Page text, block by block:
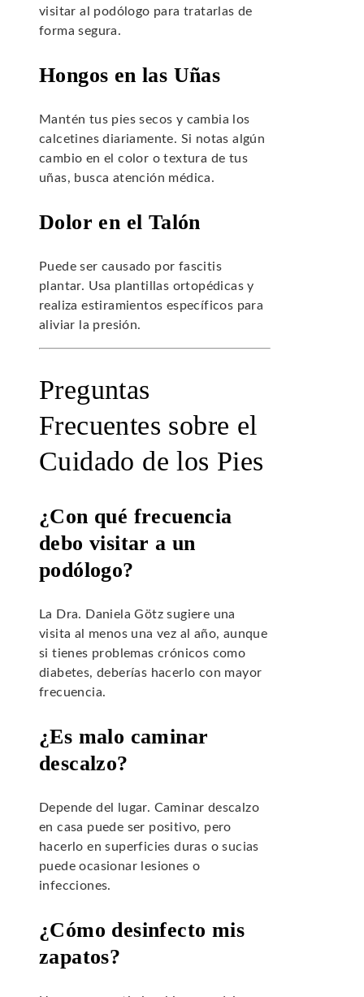
visitar al podólogo para tratarlas de
forma segura.
Hongos en las Uñas
Mantén tus pies secos y cambia los
calcetines diariamente. Si notas algún
cambio en el color o textura de tus
uñas, busca atención médica.
Dolor en el Talón
Puede ser causado por fascitis
plantar. Usa plantillas ortopédicas y
realiza estiramientos específicos para
aliviar la presión.
Preguntas
Frecuentes sobre el
Cuidado de los Pies
¿Con qué frecuencia
debo visitar a un
podólogo?
La Dra. Daniela Götz sugiere una
visita al menos una vez al año, aunque
si tienes problemas crónicos como
diabetes, deberías hacerlo con mayor
frecuencia.
¿Es malo caminar
descalzo?
Depende del lugar. Caminar descalzo
en casa puede ser positivo, pero
hacerlo en superficies duras o sucias
puede ocasionar lesiones o
infecciones.
¿Cómo desinfecto mis
zapatos?